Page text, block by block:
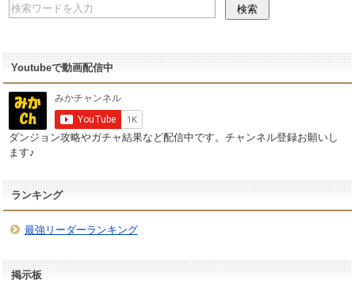
Youtubeで動画配信中
ダンジョン攻略やガチャ結果など配信中です。チャンネル登録お願いし
ます♪
ランキング
最強リーダーランキング
掲示板